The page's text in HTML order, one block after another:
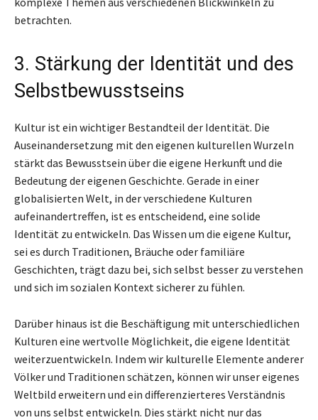
betrachten.
3. Stärkung der Identität und des
Selbstbewusstseins
Kultur ist ein wichtiger Bestandteil der Identität. Die
Auseinandersetzung mit den eigenen kulturellen Wurzeln
stärkt das Bewusstsein über die eigene Herkunft und die
Bedeutung der eigenen Geschichte. Gerade in einer
globalisierten Welt, in der verschiedene Kulturen
aufeinandertreffen, ist es entscheidend, eine solide
Identität zu entwickeln. Das Wissen um die eigene Kultur,
sei es durch Traditionen, Bräuche oder familiäre
Geschichten, trägt dazu bei, sich selbst besser zu verstehen
und sich im sozialen Kontext sicherer zu fühlen.
Darüber hinaus ist die Beschäftigung mit unterschiedlichen
Kulturen eine wertvolle Möglichkeit, die eigene Identität
weiterzuentwickeln. Indem wir kulturelle Elemente anderer
Völker und Traditionen schätzen, können wir unser eigenes
Weltbild erweitern und ein differenzierteres Verständnis
von uns selbst entwickeln. Dies stärkt nicht nur das